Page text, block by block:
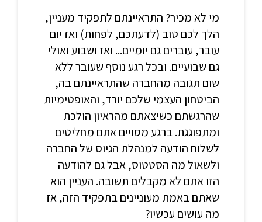
מי לא מכיר? התראיינתם לתפקיד מעניין,
הלך לכם טוב (לדעתכם, לפחות) ואז יום
עובר, עוברים גם יומיים... ואז ושבוע ואולי
גם שבועיים. ובכל רגע נוסף שעובר ללא
שום תגובה מהחברה שהתראיינתם בה,
הביטחון העצמי שלכם יורד, והאופטימיות
שהרגשתם כשיצאתם מהראיון הולכת
ומתפוגגת. ברגע מסויים אתם מחליטים
לשלוח הודעה למנהלת הגיוס של החברה
ולשאול מה הסטטוס, אבל גם להודעה
הזו אתם לא מקבלים תשובה. העניין הוא
שאתם באמת מעוניינים בתפקיד הזה, אז
מה עושים עכשיו?